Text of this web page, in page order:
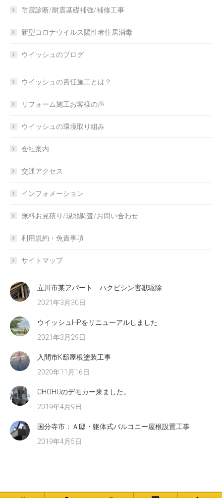
耐震診断/耐震基礎補強/補修工事
新型コロナウイルス陽性者住居消毒
ウイッシュのブログ
ウイッシュの責任施工とは？
リフォーム施工お客様の声
ウイッシュの環境取り組み
会社案内
交通アクセス
インフォメーション
無料お見積り/現地調査/お問い合わせ
利用規約・免責事項
サイトマップ
立川市某アパート ハクビシン害獣駆除
2021年3月30日
ウイッシュHPをリニューアルしました
2021年3月29日
入間市K邸屋根塗装工事
2020年11月16日
CHOHUのデモカー来ました。
2019年4月9日
国分寺市：Ａ邸・躯体式バルコニー屋根設置工事
2019年4月5日